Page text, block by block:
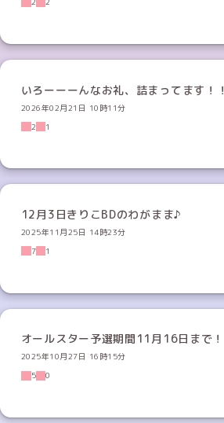
いろーーーんなお礼、詰まってます！！
2026年02月21日 10時11分
2
1
12月3日きりこBDのわがまま♪
2025年11月25日 14時23分
7
1
オールスター予選期間11月16日まで！
2025年10月27日 16時15分
5
0